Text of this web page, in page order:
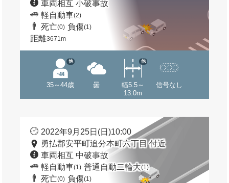
車両相互 小破事故
軽自動車(2)
死亡(0) 負傷(1)
距離3671m
35～44歳
他
曇
幅5.5～
13.0m
他
信号なし
2022年9月25日(日)10:00
勇払郡安平町追分本町六丁目 付近
車両相互 中破事故
軽自動車(1) 普通自動二輪大(1)
死亡(0) 負傷(1)